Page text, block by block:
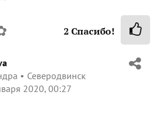
2 Спасибо!
Северодвинск
2020, 00:27